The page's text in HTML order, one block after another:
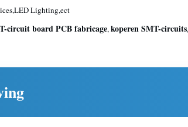
Lighting,ect
circuit board PCB fabricage,koperen SMT-circuits,